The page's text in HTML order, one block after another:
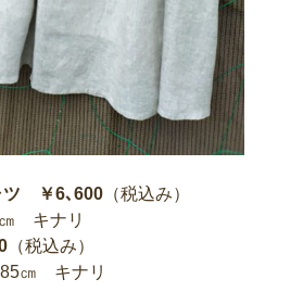
ツ ￥6､600 （税込み）
キナリ
（税込み）
㎝ キナリ